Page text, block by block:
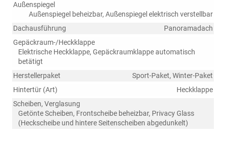
Außenspiegel
Außenspiegel beheizbar, Außenspiegel elektrisch verstellbar
Dachausführung
Panoramadach
Gepäckraum-/Heckklappe
Elektrische Heckklappe, Gepäckraumklappe automatisch
betätigt
Herstellerpaket
Sport-Paket, Winter-Paket
Hintertür (Art)
Heckklappe
Scheiben, Verglasung
Getönte Scheiben, Frontscheibe beheizbar, Privacy Glass
(Heckscheibe und hintere Seitenscheiben abgedunkelt)